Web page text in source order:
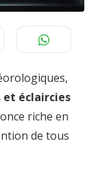
éclaircies
riche en
de tous